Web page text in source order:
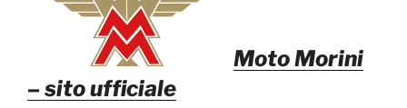
Moto Morini
– sito ufficiale